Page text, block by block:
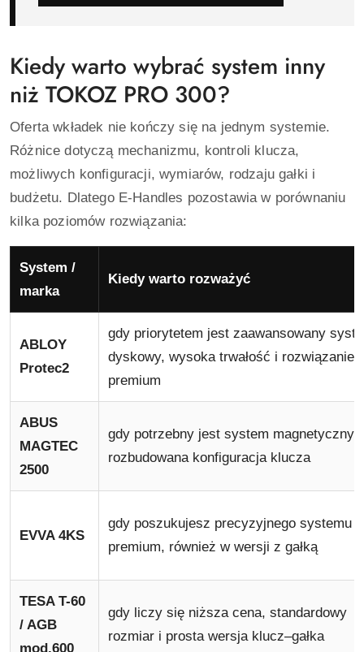
Kiedy warto wybrać system inny
niż TOKOZ PRO 300?
Oferta wkładek nie kończy się na jednym systemie.
Różnice dotyczą mechanizmu, kontroli klucza,
możliwych konfiguracji, wymiarów, rodzaju gałki i
budżetu. Dlatego E-Handles pozostawia w porównaniu
kilka poziomów rozwiązania:
System /
marka
Kiedy warto rozważyć
ABLOY
Protec2
gdy priorytetem jest zaawansowany
dyskowy, wysoka trwałość i rozwiązanie
premium
ABUS
MAGTEC
2500
gdy potrzebny jest system magnetyczny
rozbudowana konfiguracja klucza
EVVA 4KS
gdy poszukujesz precyzyjnego systemu
premium, również w wersji z gałką
TESA T-60
/ AGB
mod.600
gdy liczy się niższa cena, standardowy
rozmiar i prosta wersja klucz–gałka